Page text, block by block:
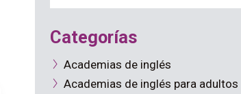
Categorías
Academias de inglés
Academias de inglés para adultos